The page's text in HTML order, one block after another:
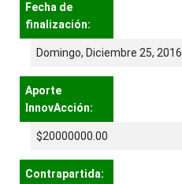
Fecha de
finalización:
Domingo, Diciembre 25, 2016
Aporte
InnovAcción:
$20000000.00
Contrapartida: